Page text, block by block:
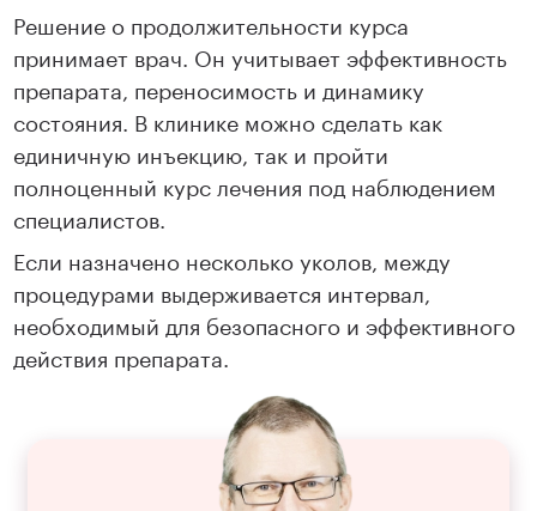
Решение о продолжительности курса
принимает врач. Он учитывает эффективность
препарата, переносимость и динамику
состояния. В клинике можно сделать как
единичную инъекцию, так и пройти
полноценный курс лечения под наблюдением
специалистов.
Если назначено несколько уколов, между
процедурами выдерживается интервал,
необходимый для безопасного и эффективного
действия препарата.